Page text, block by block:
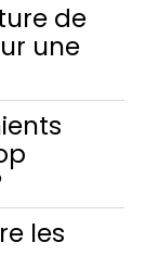
de
une
les